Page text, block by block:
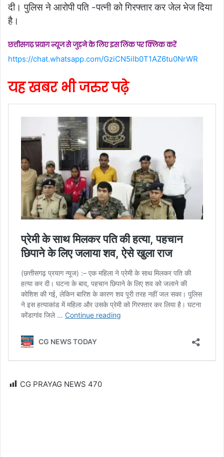
दी। पुलिस ने आरोपी पति -पत्नी को गिरफ्तार कर जेल भेज दिया
है।
छत्तीसगढ़ प्रयाग न्यूज से जुड़ने के लिए इस लिंक पर क्लिक करें
https://chat.whatsapp.com/GziCN5iIb0T1AZ6tu0NrWR
यह खबर भी जरुर पढ़े
CG PRAYAG NEWS 470